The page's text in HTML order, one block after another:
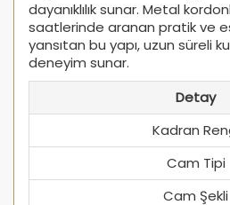
dayanıklılık sunar. Metal
saatlerinde aranan pratik ve
yansıtan bu yapı, uzun süreli
deneyim sunar.
Detay
Kadran
Cam Tipi
Cam Şekli